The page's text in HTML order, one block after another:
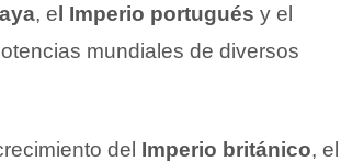
, el Imperio portugués y el
mundiales de diversos
del Imperio británico, el